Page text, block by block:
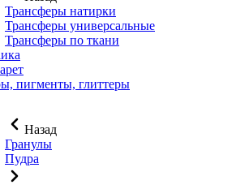
Трансферы натирки
Трансферы универсальные
Трансферы по ткани
пигменты, глиттеры
Назад
Гранулы
Пудра